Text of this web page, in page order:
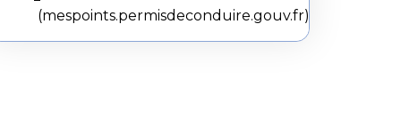
mespoints.permisdeconduire.gouv.fr